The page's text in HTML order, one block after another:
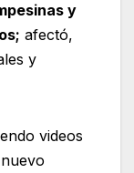
y
afectó,
y
videos